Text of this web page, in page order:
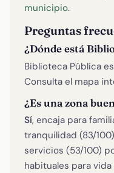
municipio.
Preguntas
¿Dónde está
Biblioteca Pública
Consulta el mapa
¿Es una zona
Sí, encaja para
tranquilidad (83/
servicios (53/100)
habituales para